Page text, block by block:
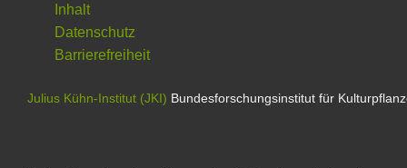
Inhalt
Datenschutz
Barrierefreiheit
Julius Kühn-Institut (JKI) Bundesforschungsinstitut für